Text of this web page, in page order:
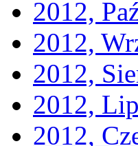
2012,
2012,
2012,
2012,
2012,